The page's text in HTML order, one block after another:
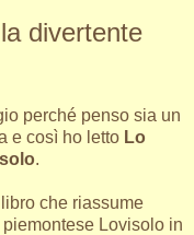
divertente
perché penso sia un
e così ho letto Lo
.
che riassume
Lovisolo in